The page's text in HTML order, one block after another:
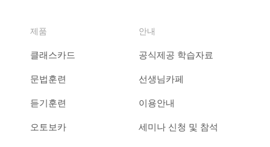
제품
클래스카드
문법훈련
듣기훈련
오토보카
안내
공식제공 학습자료
선생님카페
이용안내
세미나 신청 및 참석